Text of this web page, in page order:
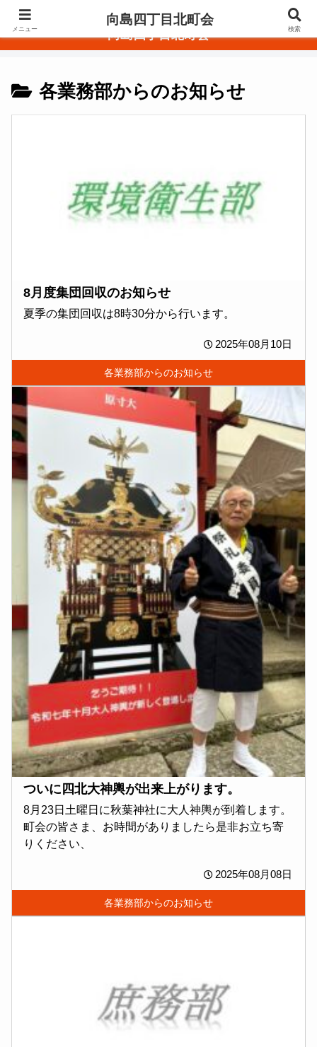
東京都墨田区
向島四丁目北町会
各業務部からのお知らせ
各業務部からのお知らせ
8月度集団回収のお知らせ
夏季の集団回収は8時30分から行います。
2025年08月10日
各業務部からのお知らせ
ついに四北大神輿が出来上がります。
8月23日土曜日に秋葉神社に大人神輿が到着します。
町会の皆さま、お時間がありましたら是非お立ち寄
りください、
2025年08月08日
メニュー
向島四丁目北町会
検索